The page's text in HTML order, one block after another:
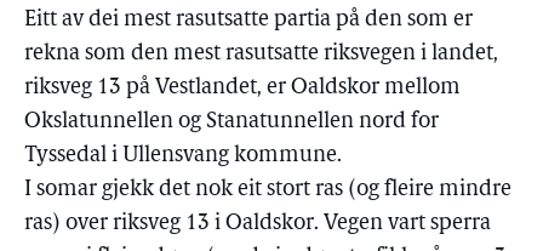
Eitt av dei mest rasutsatte partia på den som er
rekna som den mest rasutsatte riksvegen i landet,
riksveg 13 på Vestlandet, er Oaldskor mellom
Okslatunnellen og Stanatunnellen nord for
Tyssedal i Ullensvang kommune.
I somar gjekk det nok eit stort ras (og fleire mindre
ras) over riksveg 13 i Oaldskor. Vegen vart sperra